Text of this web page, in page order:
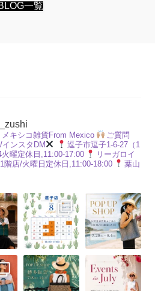
一覧
メキシコ雑貨From Mexico
ご質問
ンスタDM
逗子市逗子1-6-27（1
曜定休日,11:00-17:00
リーガロイ
階店/火曜日定休日,11:00-18:00
葉山